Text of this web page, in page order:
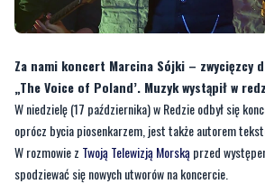
Za nami koncert Marcina Sójki – zwycięzcy
„The Voice of Poland’. Muzyk wystąpił w
W niedzielę (17 października) w Redzie odbył się
oprócz bycia piosenkarzem, jest także autorem
W rozmowie z Twoją Telewizją Morską przed
spodziewać się nowych utworów na koncercie.